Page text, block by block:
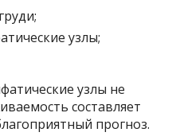
узлы;
узлы не
составляет
прогноз.